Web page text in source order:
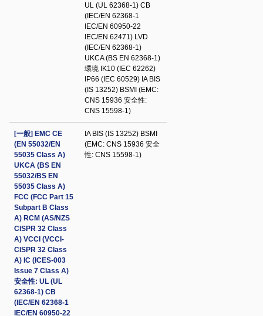
UL (UL 62368-1) CB
(IEC/EN 62368-1
IEC/EN 60950-22
IEC/EN 62471) LVD
(IEC/EN 62368-1)
UKCA (BS EN 62368-1)
環境 IK10 (IEC 62262)
IP66 (IEC 60529) IA BIS
(IS 13252) BSMI (EMC:
CNS 15936 安全性:
CNS 15598-1)
[一般] EMC CE
(EN 55032/EN
55035 Class A)
UKCA (BS EN
55032/BS EN
55035 Class A)
FCC (FCC Part 15
Subpart B Class
A) RCM (AS/NZS
CISPR 32 Class
A) VCCI (VCCI-
CISPR 32 Class
A) IC (ICES-003
Issue 7 Class A)
安全性: UL (UL
62368-1) CB
(IEC/EN 62368-1
IEC/EN 60950-22
IA BIS (IS 13252) BSMI
(EMC: CNS 15936 安全
性: CNS 15598-1)